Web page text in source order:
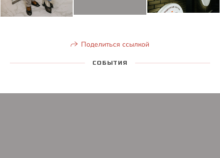
Поделиться ссылкой
СОБЫТИЯ